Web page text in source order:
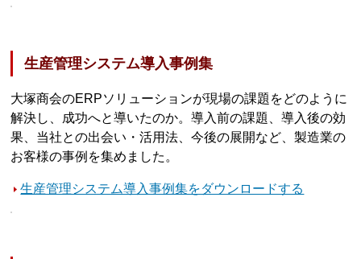
生産管理システム導入事例集
大塚商会のERPソリューションが現場の課題をどのように
解決し、成功へと導いたのか。導入前の課題、導入後の効
果、当社との出会い・活用法、今後の展開など、製造業の
お客様の事例を集めました。
生産管理システム導入事例集をダウンロードする